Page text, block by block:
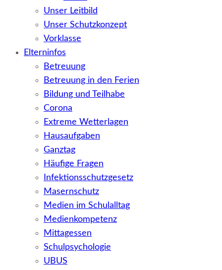
Unser Leitbild
Unser Schutzkonzept
Vorklasse
Elterninfos
Betreuung
Betreuung in den Ferien
Bildung und Teilhabe
Corona
Extreme Wetterlagen
Hausaufgaben
Ganztag
Häufige Fragen
Infektionsschutzgesetz
Masernschutz
Medien im Schulalltag
Medienkompetenz
Mittagessen
Schulpsychologie
UBUS